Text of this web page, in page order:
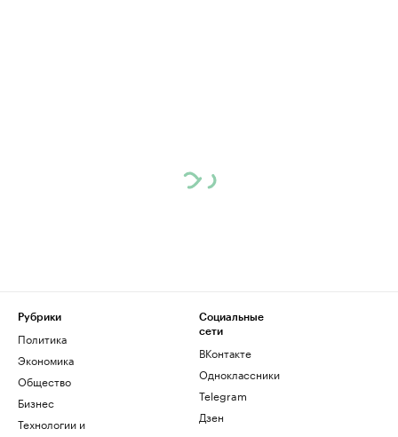
Рубрики
Политика
Экономика
Общество
Бизнес
Технологии и
Социальные
сети
ВКонтакте
Одноклассники
Telegram
Дзен